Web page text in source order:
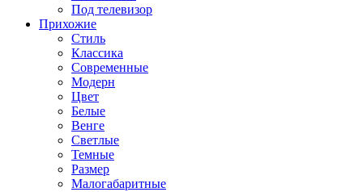
Под телевизор
Прихожие
Стиль
Классика
Современные
Модерн
Цвет
Белые
Венге
Светлые
Темные
Размер
Малогабаритные